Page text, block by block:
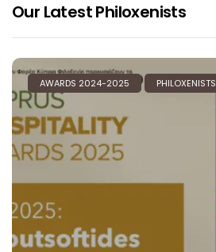
Our Latest Philoxenists
AWARDS 2024-2025 PHILOXENISTS